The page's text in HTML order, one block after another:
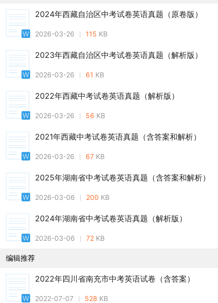
2024年西藏自治区中考试卷英语真题（原卷版）
2026-03-26 115 KB
2023年西藏自治区中考试卷英语真题（解析版）
2026-03-26 61 KB
2022年西藏中考试卷英语真题（解析版）
2026-03-26 56 KB
2021年西藏中考试卷英语真题（含答案和解析）
2026-03-26 67 KB
2025年湖南省中考试卷英语真题（含答案和解析）
2026-03-06 200 KB
2024年湖南省中考试卷英语真题（解析版）
2026-03-06 72 KB
编辑推荐
2022年四川省南充市中考英语试卷（含答案）
2022-07-07 528 KB